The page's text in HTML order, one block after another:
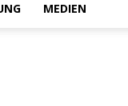
MEDIEN